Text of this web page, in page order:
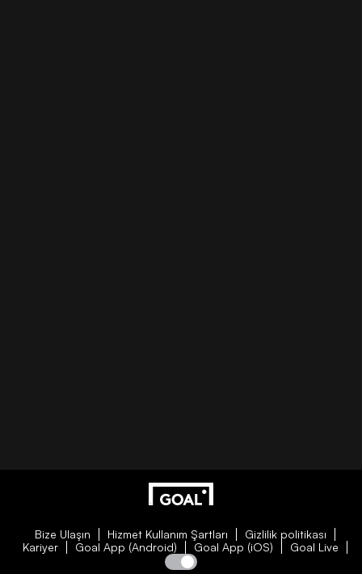
Bize Ulaşın Hizmet Kullanım Şartları
Gizlilik politikası
Kariyer
Goal App (Android) Goal App (iOS) Goal Live